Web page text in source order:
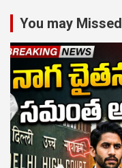
You may Missed